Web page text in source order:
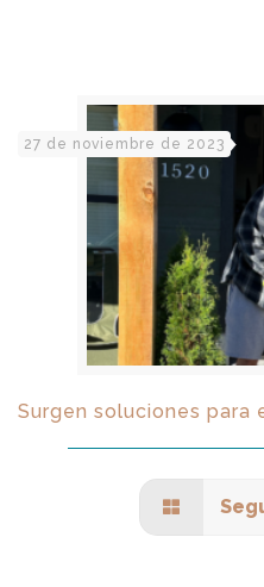
27 de noviembre de 2023
Surgen soluciones para